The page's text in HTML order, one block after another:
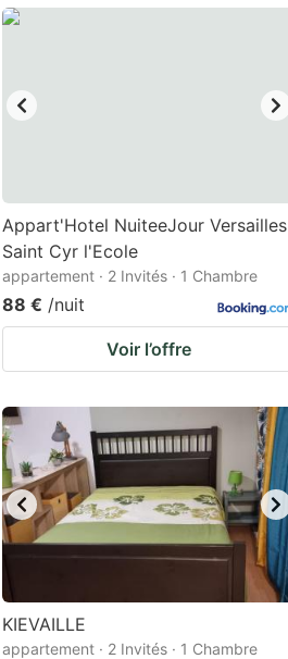
shortcuts
for
changing
dates.
Appart'Hotel NuiteeJour Versailles
Saint Cyr l'Ecole
appartement · 2 Invités · 1 Chambre
88 € /nuit
Voir l’offre
KIEVAILLE
appartement · 2 Invités · 1 Chambre